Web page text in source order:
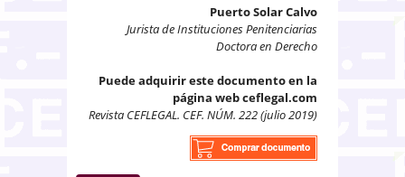
Puerto Solar Calvo
Jurista de Instituciones Penitenciarias
Doctora en Derecho
Puede adquirir este documento en la
página web ceflegal.com
Revista CEFLEGAL. CEF. NÚM. 222 (julio 2019)